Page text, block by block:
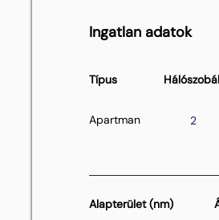
Ingatlan adatok
Típus
Apartman 2
Alapterület (nm)